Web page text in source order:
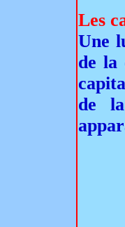
Les
Une
de la
de